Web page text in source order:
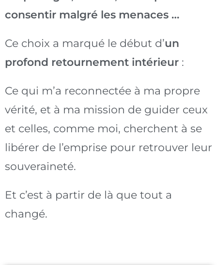
consentir malgré les menaces …
Ce choix a marqué le début d’un
profond retournement intérieur :
Ce qui m’a reconnectée à ma propre
vérité, et à ma mission de guider ceux
et celles, comme moi, cherchent à se
libérer de l’emprise pour retrouver leur
souveraineté.
Et c’est à partir de là que tout a
changé.